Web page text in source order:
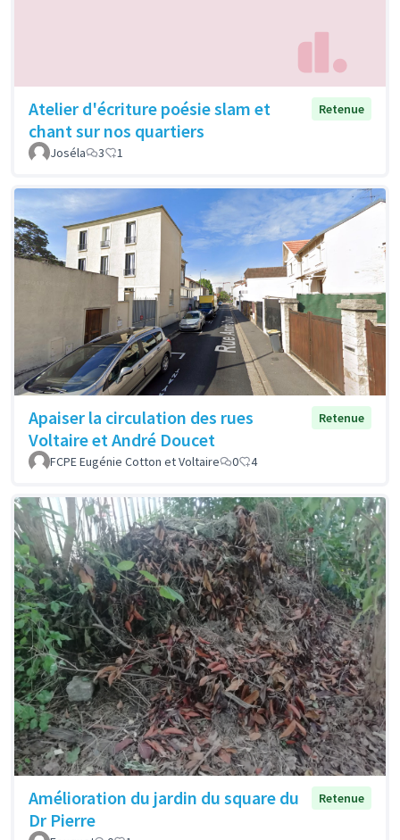
Atelier d'écriture poésie slam et
chant sur nos quartiers
Retenue
Joséla 3 1
Apaiser la circulation des rues
Voltaire et André Doucet
Retenue
FCPE Eugénie Cotton et Voltaire 0 4
Amélioration du jardin du square du
Dr Pierre
Retenue